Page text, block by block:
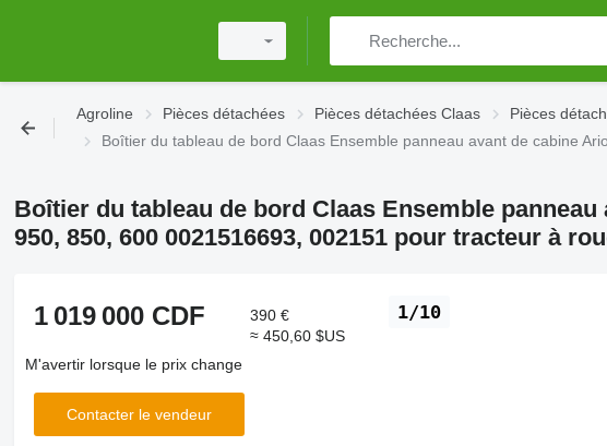
Agroline Pièces détachées Pièces détachées Claas Pièces
Boîtier du tableau de bord Claas Ensemble panneau avant de cabine
Boîtier du tableau de bord Claas Ensemble panneau
950, 850, 600 0021516693, 002151 pour tracteur à
1/10
1 019 000 CDF
390 €
≈ 450,60 $US
M'avertir lorsque le prix change
Contacter le vendeur